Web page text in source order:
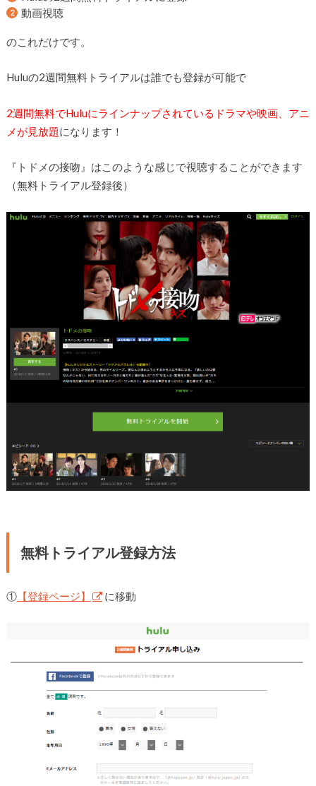
動画視聴
のこれだけです。
Huluの2週間無料トライアルは誰でも登録が可能で
2週間無料でHuluにラインナップされているドラマや映画、アニ
メが見放題になります！
『トドメの接吻』はこのような感じで視聴することができます
（無料トライアル登録後）
無料トライアル登録方法
①【登録ページ】 に移動